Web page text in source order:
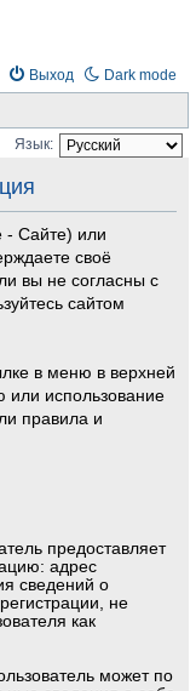
Dark mode
Выход
Язык:
- Сайте) или
своё
вы не согласны с
сайтом
в меню в верхней
или использование
правила и
предоставляет
адрес
сведений о
не
как
может по